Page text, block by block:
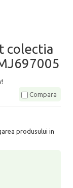
colectia
Compara
produsului in